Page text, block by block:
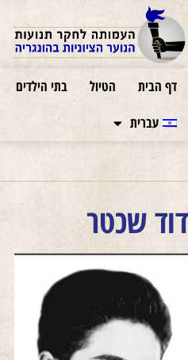
דף הבית הטיול בתי הילדים
עברית
דוד שכטר